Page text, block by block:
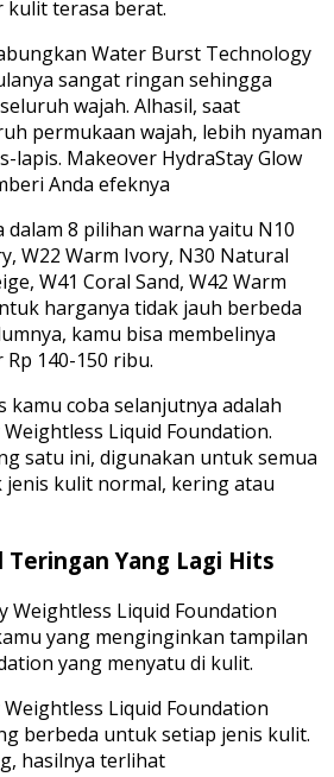
kulit terasa berat.
Water Burst Technology
sangat ringan sehingga
wajah. Alhasil, saat
permukaan wajah, lebih nyaman
lapis. Makeover HydraStay Glow
Anda efeknya
8 pilihan warna yaitu N10
W22 Warm Ivory, N30 Natural
W41 Coral Sand, W42 Warm
harganya tidak jauh berbeda
kamu bisa membelinya
140-150 ribu.
kamu coba selanjutnya adalah
Liquid Foundation.
satu ini, digunakan untuk semua
kulit normal, kering atau
Yang Lagi Hits
Weightless Liquid Foundation
yang menginginkan tampilan
yang menyatu di kulit.
Liquid Foundation
berbeda untuk setiap jenis kulit.
hasilnya terlihat